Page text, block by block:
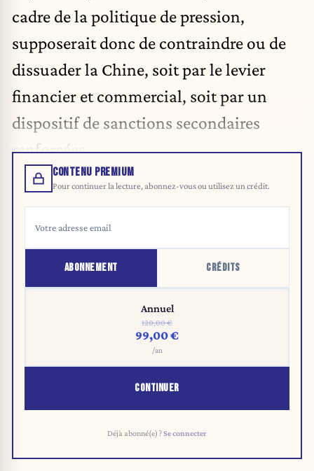
cadre de la politique de pression,
supposerait donc de contraindre ou de
dissuader la Chine, soit par le levier
financier et commercial, soit par un
dispositif de sanctions secondaires
renforcées.
CONTENU PREMIUM
Pour continuer la lecture, abonnez-vous ou utilisez un crédit.
ABONNEMENT CRÉDITS
Annuel
120,00 €
99,00 €
/an
CONTINUER
Déjà abonné(e) ?Se connecter